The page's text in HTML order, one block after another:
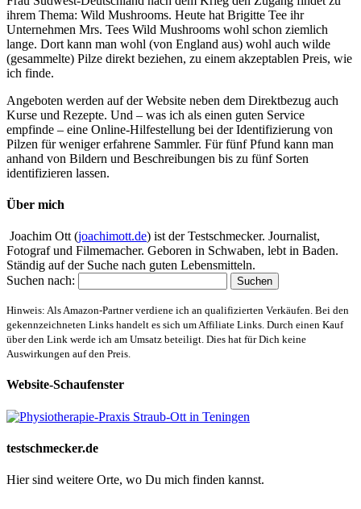
ihrem Thema: Wild Mushrooms. Heute hat Brigitte Tee ihr
Unternehmen Mrs. Tees Wild Mushrooms wohl schon ziemlich
lange. Dort kann man wohl (von England aus) wohl auch wilde
(gesammelte) Pilze direkt beziehen, zu einem akzeptablen Preis, wie
ich finde.
Angeboten werden auf der Website neben dem Direktbezug auch
Kurse und Rezepte. Und – was ich als einen guten Service
empfinde – eine Online-Hilfestellung bei der Identifizierung von
Pilzen für weniger erfahrene Sammler. Für fünf Pfund kann man
anhand von Bildern und Beschreibungen bis zu fünf Sorten
identifizieren lassen.
Über mich
Joachim Ott (joachimott.de) ist der Testschmecker. Journalist,
Fotograf und Filmemacher. Geboren in Schwaben, lebt in Baden.
Ständig auf der Suche nach guten Lebensmitteln.
Suchen nach:
Hinweis: Als Amazon-Partner verdiene ich an qualifizierten Verkäufen. Bei den
gekennzeichneten Links handelt es sich um Affiliate Links. Durch einen Kauf
über den Link werde ich am Umsatz beteiligt. Dies hat für Dich keine
Auswirkungen auf den Preis.
Website-Schaufenster
testschmecker.de
Hier sind weitere Orte, wo Du mich finden kannst.